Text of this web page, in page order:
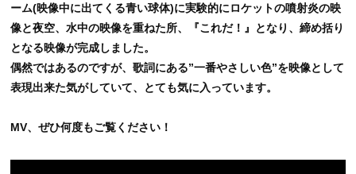
ーム(映像中に出てくる青い球体)に実験的にロケットの噴射炎の映
像と夜空、水中の映像を重ねた所、『これだ！』となり、締め括り
となる映像が完成しました。
偶然ではあるのですが、歌詞にある”一番やさしい色”を映像として
表現出来た気がしていて、とても気に入っています。
MV、ぜひ何度もご覧ください！